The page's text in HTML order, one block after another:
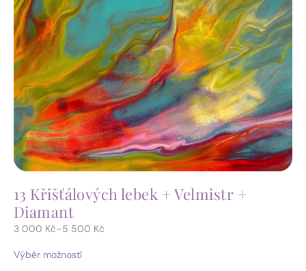
13 Křišťálových lebek + Velmistr +
Diamant
3 000 Kč–5 500 Kč
Výběr možností